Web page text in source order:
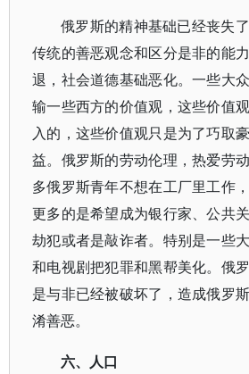
俄罗斯的精神基础已经丧失
传统的善恶观念和区分是非的能
退，社会道德基础恶化。一些大
输一些西方的价值观，这些价值
入的，这些价值观只是为了巧取
益。俄罗斯的劳动伦理，热爱劳
多俄罗斯青年不想在工厂里工作
更多的是希望成为银行家、公共
劫犯或者是敲诈者。特别是一些
和电视剧把犯罪和黑帮美化。俄
是与非已经被破坏了，造成俄罗
淆善恶。
六、人口